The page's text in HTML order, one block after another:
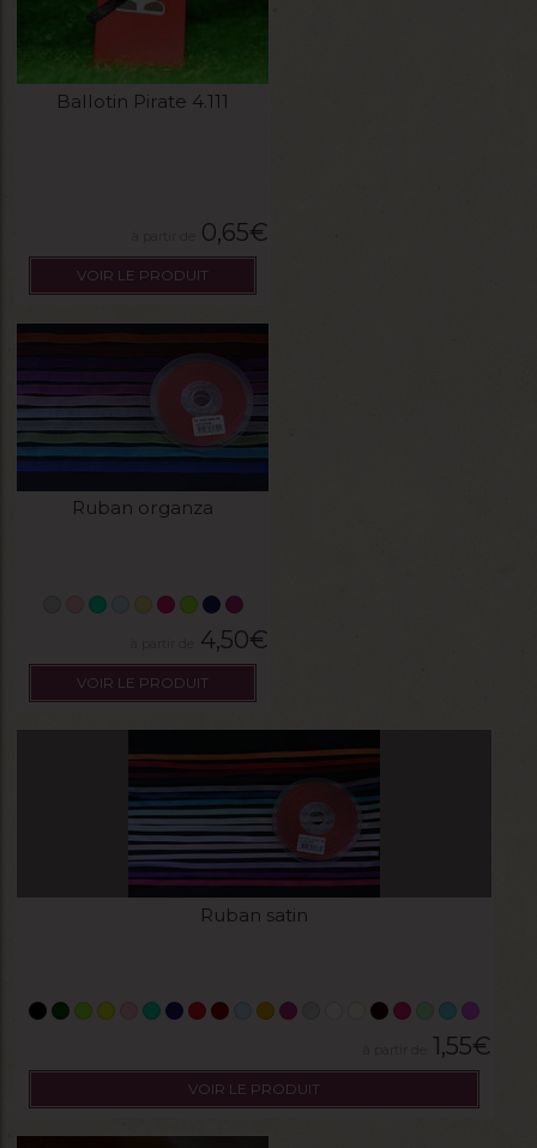
Ballotin Pirate 4.111
0,65€
VOIR LE PRODUIT
Ruban organza
4,50€
VOIR LE PRODUIT
Ruban satin
1,55€
VOIR LE PRODUIT